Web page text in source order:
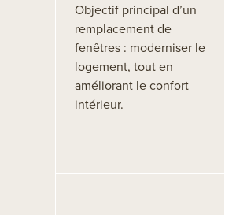
Objectif principal d’un
remplacement de
fenêtres : moderniser le
logement, tout en
améliorant le confort
intérieur.